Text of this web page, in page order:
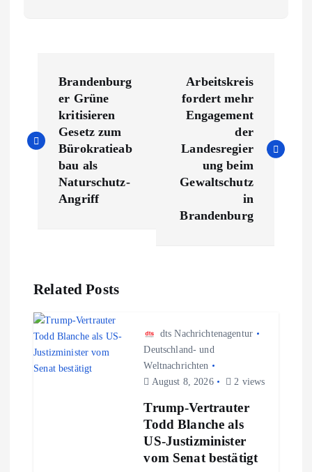
i
s
n
a
Brandenburg
er Grüne
kritisieren
Gesetz zum
Bürokratieab
bau als
Naturschutz-
Angriff
Arbeitskreis
fordert mehr
Engagement
der
Landesregier
ung beim
Gewaltschutz
in
Brandenburg
Related Posts
dts Nachrichtenagentur
Deutschland- und
Weltnachrichten
August 8, 2026
2 views
Trump-Vertrauter
Todd Blanche als
US-Justizminister
vom Senat bestätigt